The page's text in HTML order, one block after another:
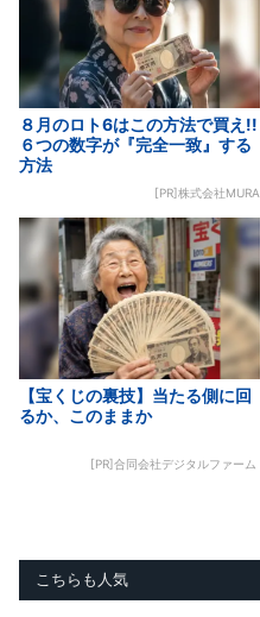
８月のロト6はこの方法で買え!!
６つの数字が『完全一致』する
方法
[PR]株式会社MURA
【宝くじの裏技】当たる側に回
るか、このままか
[PR]合同会社デジタルファーム
こちらも人気